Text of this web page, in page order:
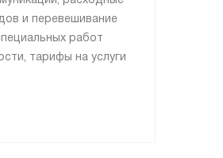
и перевешивание
работ
тарифы на услуги